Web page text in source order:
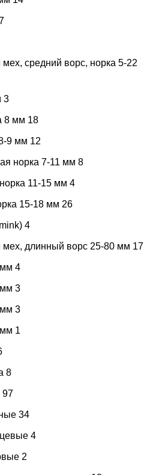
мех, средний ворс, норка 5-22
3
8 мм 18
9 мм 12
норка 7-11 мм 8
11-15 мм 4
15-18 мм 26
4
мех, длинный ворс 25-80 мм 17
4
3
3
1
8
97
34
4
2